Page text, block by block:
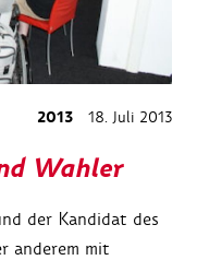
2013 18. Juli 2013
Wahler
der Kandidat des
anderem mit